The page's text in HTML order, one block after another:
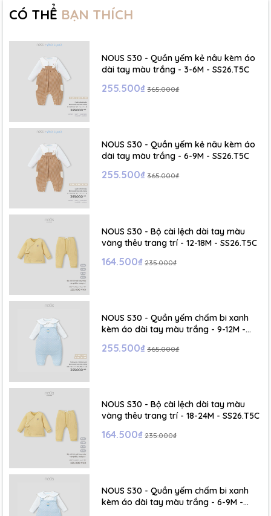
CÓ THỂ BẠN THÍCH
NOUS S30 - Quần yếm kẻ nâu kèm áo
dài tay màu trắng - 3-6M - SS26.T5C
255.500₫ 365.000₫
NOUS S30 - Quần yếm kẻ nâu kèm áo
dài tay màu trắng - 6-9M - SS26.T5C
255.500₫ 365.000₫
NOUS S30 - Bộ cài lệch dài tay màu
vàng thêu trang trí - 12-18M - SS26.T5C
164.500₫ 235.000₫
NOUS S30 - Quần yếm chấm bi xanh
kèm áo dài tay màu trắng - 9-12M -
255.500₫ 365.000₫
NOUS S30 - Bộ cài lệch dài tay màu
vàng thêu trang trí - 18-24M - SS26.T5C
164.500₫ 235.000₫
NOUS S30 - Quần yếm chấm bi xanh
kèm áo dài tay màu trắng - 6-9M -